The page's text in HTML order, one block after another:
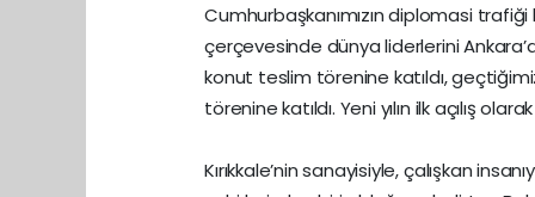
Cumhurbaşkanımızın diplomasi
çerçevesinde dünya liderlerini
konut teslim törenine katıldı,
törenine katıldı. Yeni yılın ilk açılış
Kırıkkale’nin sanayisiyle, çalışkan